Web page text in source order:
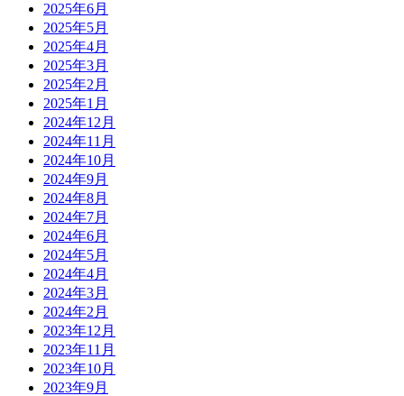
2025年6月
2025年5月
2025年4月
2025年3月
2025年2月
2025年1月
2024年12月
2024年11月
2024年10月
2024年9月
2024年8月
2024年7月
2024年6月
2024年5月
2024年4月
2024年3月
2024年2月
2023年12月
2023年11月
2023年10月
2023年9月